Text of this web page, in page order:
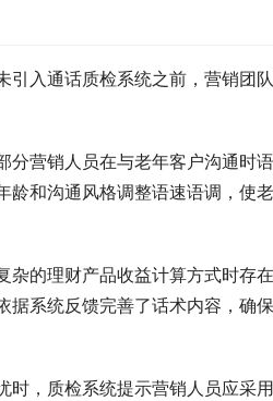
入通话质检系统之前，营销团
营销人员在与老年客户沟通时
和沟通风格调整语速语调，使
的理财产品收益计算方式时存
系统反馈完善了话术内容，确
，质检系统提示营销人员应采